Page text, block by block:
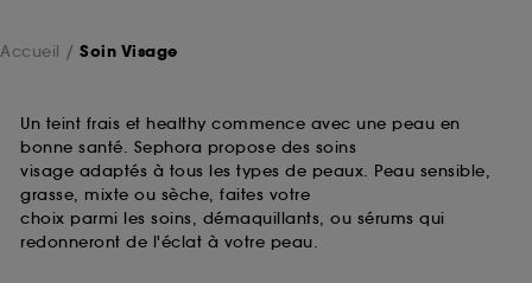
Accueil Soin Visage
Un teint frais et healthy commence avec une peau en
bonne santé. Sephora propose des soins
visage adaptés à tous les types de peaux. Peau sensible,
grasse, mixte ou sèche, faites votre
choix parmi les soins, démaquillants, ou sérums qui
redonneront de l'éclat à votre peau.